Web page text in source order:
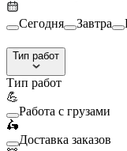
Сегодня Завтра
Тип работ
Тип работ
💪
Работа с грузами
🛵
Доставка заказов